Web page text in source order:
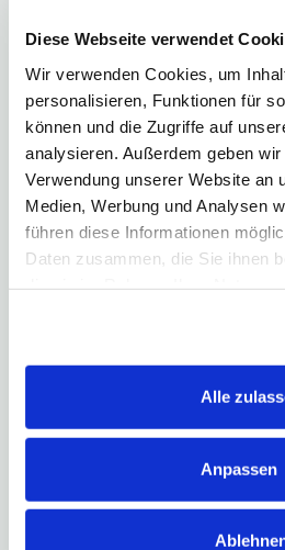
Diese Webseite verwendet
Wir verwenden Cookies, um
personalisieren, Funktionen für
können und die Zugriffe auf
analysieren. Außerdem geben
Verwendung unserer Website an
Medien, Werbung und Analysen
führen diese Informationen
Daten zusammen, die Sie ihnen
Alle
Anpassen
Der Austrian Traded Index (ATX)
Was ist ein Börsenumsatz?
Ein Börsenumsatz kommt immer
Wertpapiere den Besitzer
Was ist ein Market Maker?
Bei Aktien gilt zuerst einmal das
einer Bank ...
Ein Fremdwährungskonto ist ein
Array
    [id] => 120
[title] => Was ist
[video] =>